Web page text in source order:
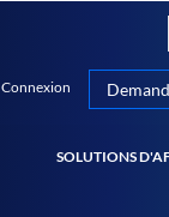
Connexion
SOLUTIONS